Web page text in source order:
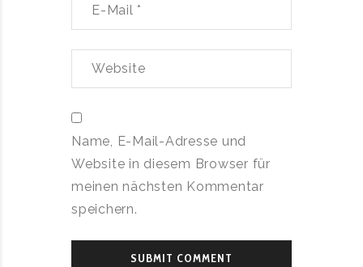
Name, E-Mail-Adresse und
Website in diesem Browser für
meinen nächsten Kommentar
speichern.